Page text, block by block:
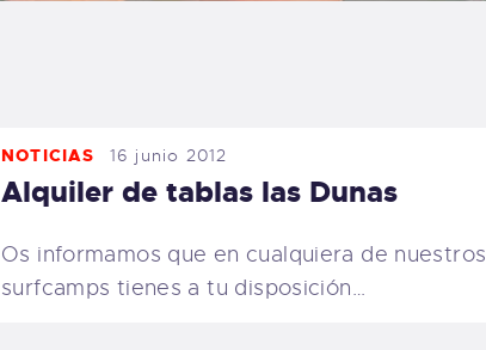
CONTACTO
CARRITO
TIENDA FAMILY
NOTICIAS 16 junio 2012
Alquiler de tablas las Dunas
Os informamos que en cualquiera de nuestros
surfcamps tienes a tu disposición…